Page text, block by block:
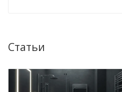
Статьи